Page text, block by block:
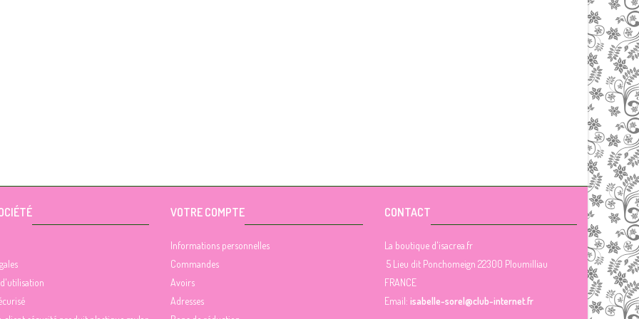
VOTRE COMPTE
Informations personnelles
Commandes
Avoirs
Adresses
CONTACT
La boutique d'isacrea.fr
5 Lieu dit Ponchomeign 22300 Ploumilliau
FRANCE
Email: isabelle-sorel@club-internet.fr